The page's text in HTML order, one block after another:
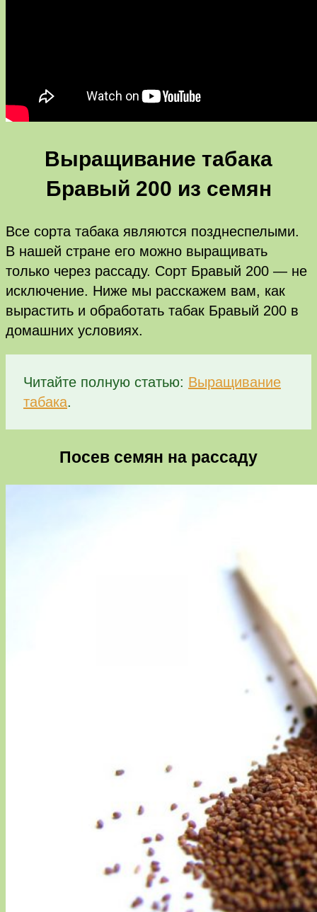
Выращивание табака
Бравый 200 из семян
Все сорта табака являются позднеспелыми.
В нашей стране его можно выращивать
только через рассаду. Сорт Бравый 200 — не
исключение. Ниже мы расскажем вам, как
вырастить и обработать табак Бравый 200 в
домашних условиях.
Читайте полную статью: Выращивание
табака.
Посев семян на рассаду